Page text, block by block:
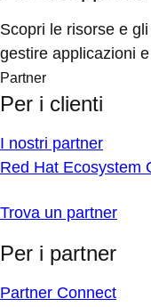
Scopri le risorse e
gestire applicazioni
Partner
Per i clienti
I nostri partner
Red Hat Ecosystem
Trova un partner
Per i partner
Partner Connect